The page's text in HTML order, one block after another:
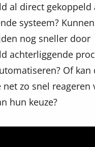
al direct gekoppeld
systeem? Kunnen
nog sneller door
achterliggende
Of kan
net zo snel reageren
hun keuze?